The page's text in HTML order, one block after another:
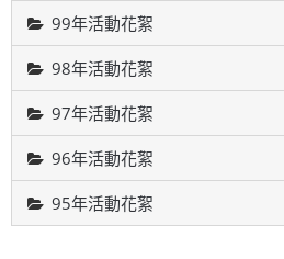
99年活動花絮
98年活動花絮
97年活動花絮
96年活動花絮
95年活動花絮